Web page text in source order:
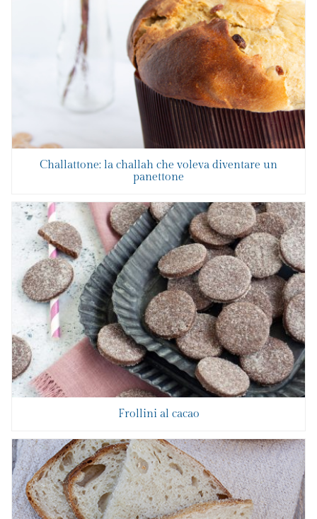
Challattone: la challah che voleva diventare un
panettone
Frollini al cacao